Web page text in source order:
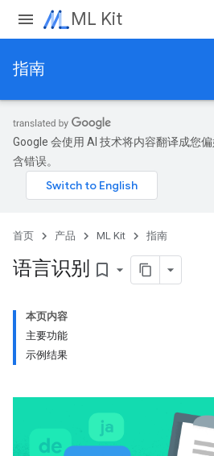
ML Kit
指南
Google 会使用 AI 技术将内容翻译成您
含错误。
首页 产品 ML Kit 指南
语言识别 bookmark_border
本页内容
主要功能
示例结果